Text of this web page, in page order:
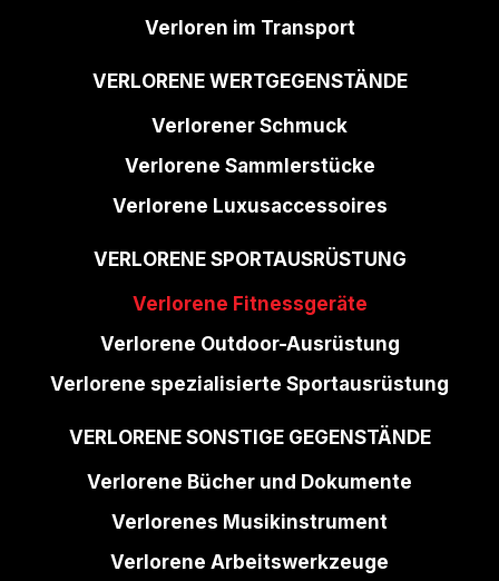
Verloren im Transport
VERLORENE WERTGEGENSTÄNDE
Verlorener Schmuck
Verlorene Sammlerstücke
Verlorene Luxusaccessoires
VERLORENE SPORTAUSRÜSTUNG
Verlorene Fitnessgeräte
Verlorene Outdoor-Ausrüstung
Verlorene spezialisierte Sportausrüstung
VERLORENE SONSTIGE GEGENSTÄNDE
Verlorene Bücher und Dokumente
Verlorenes Musikinstrument
Verlorene Arbeitswerkzeuge